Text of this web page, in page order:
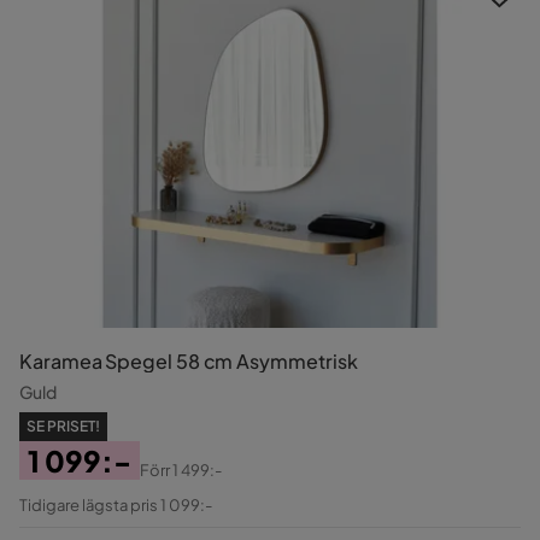
Karamea Spegel 58 cm Asymmetrisk
Guld
SE PRISET!
Pris
1 099:-
Original
Förr1 499:-
Tidigare lägsta pris 1 099:-